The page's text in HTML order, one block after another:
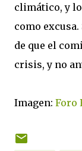
climático, y
como
de que el
crisis, y no
Imagen: Foro